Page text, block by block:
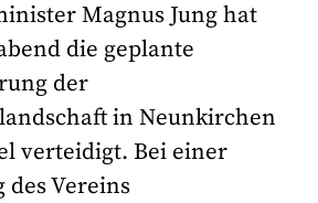
Magnus Jung hat
die geplante
der
in Neunkirchen
verteidigt. Bei einer
des Vereins